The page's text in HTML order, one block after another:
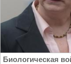
Биологическая